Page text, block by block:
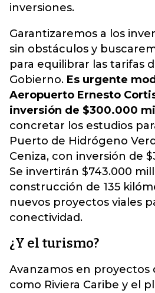
inversiones.
Garantizaremos a los
sin obstáculos y
para equilibrar las tarifas
Gobierno. Es urgente
Aeropuerto Ernesto
inversión de $300.000
concretar los estudios
Puerto de Hidrógeno
Ceniza, con inversión de
Se invertirán $743.000
construcción de 135
nuevos proyectos viales
conectividad.
¿Y el turismo?
Avanzamos en
como Riviera Caribe y el